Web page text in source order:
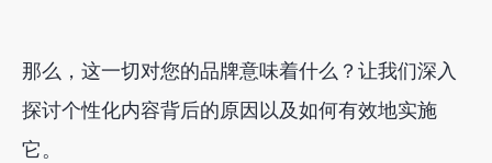
那么，这一切对您的品牌意味着什么？让我们深入
探讨个性化内容背后的原因以及如何有效地实施
它。